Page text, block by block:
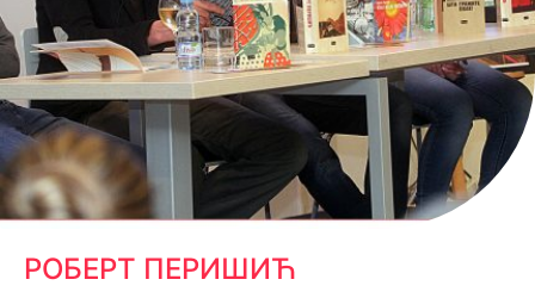
РОБЕРТ ПЕРИШИЋ